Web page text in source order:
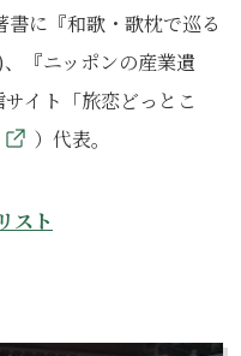
に『和歌・歌枕で巡る
『ニッポンの産業遺
イト「旅恋どっとこ
）代表。
スト